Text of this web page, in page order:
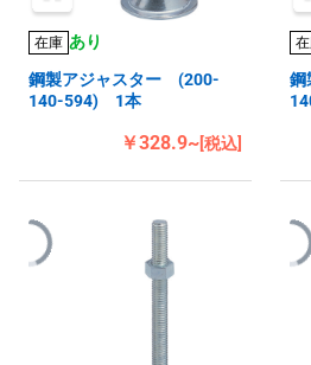
在庫 あり
鋼製アジャスター (200-
140-594) 1本
￥328.9~[税込]
鋼